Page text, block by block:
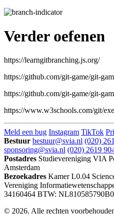
Verder oefenen
https://learngitbranching.js.org/
https://github.com/git-game/git-
https://github.com/git-game/git-
https://www.w3schools.com/git/
Meld een bug Instagram TikTok
Bestuur bestuur@svia.nl (020)
sponsoring@svia.nl (020) 2619
Postadres Studievereniging VIA
Amsterdam
Bezoekadres Kamer L0.04
Vereniging
34160464 BTW:
© 2026. Alle rechten